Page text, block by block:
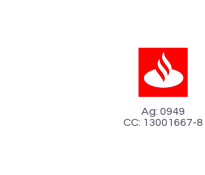
Ag: 0949
CC: 13001667-8